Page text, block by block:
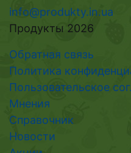
info@produkty.in.ua
Продукты 2026
Обратная связь
Политика
Пользовательское
Мнения
Справочник
Новости